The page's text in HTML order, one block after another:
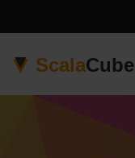
ScalaCube